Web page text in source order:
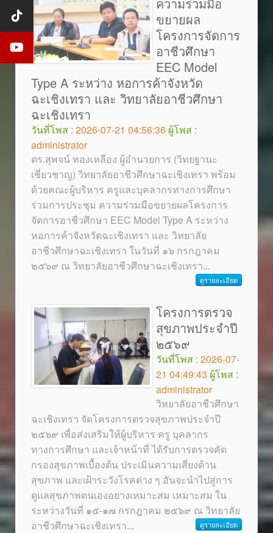
ขยายผล
โครงการจัดการ
อาชีวศึกษา
EEC Model
Type A ระหว่าง หอการค้าจังหวัด
ฉะเชิงเทรา และ วิทยาลัยอาชีวศึกษา
ฉะเชิงเทรา
วันที่โพส : 2026-07-21 04:56:36 ผู้โพส :
administrator
ดร.สุพจน์ ทองเหลือง ผู้อำนวยการ (วิทยฐานะ
เชี่ยวชาญ) วิทยาลัยอาชีวศึกษาฉะเชิงเทรา พร้อม
ด้วยคณะผู้บริหาร ครูและบุคลากรทางการศึกษา
ร่วมการประชุม ความร่วมมือขยายผลโครงการ
จัดการอาชีวศึกษา EEC Model Type A ระหว่าง
หอการค้าจังหวัดฉะเชิงเทรา และ วิทยาลัย
อาชีวศึกษาฉะเชิงเทรา ในวันที่ ๑๖ กรกฎาคม
๒๕๖๙ ณ วิทยาลัยอาชีวศึกษาฉะเชิงเทรา...
ดูรายละเอียด
โครงการตรวจ
สุขภาพประจำปี
๒๕๖๙
วันที่โพส : 2026-07-
21 04:49:43 ผู้โพส :
administrator
วิทยาลัยอาชีวศึกษา
ฉะเชิงเทรา จัดโครงการตรวจสุขภาพประจำปี
๒๕๖๙ เพื่อส่งเสริมให้ผู้บริหาร ครู บุคลากร
ทางการศึกษา และเจ้าหน้าที่ ได้รับการตรวจคัด
กรองสุขภาพเบื้องต้น ประเมินความเสี่ยงด้าน
สุขภาพ และเฝ้าระวังโรคต่าง ๆ อันจะนำไปสู่การ
ดูแลสุขภาพตนเองอย่างเหมาะสม เหมาะสม ใน
ระหว่างวันที่ ๑๕-๑๗ กรกฎาคม ๒๕๖๙ ณ วิทยาลัย
อาชีวศึกษาฉะเชิงเทรา... ดูรายละเอียด